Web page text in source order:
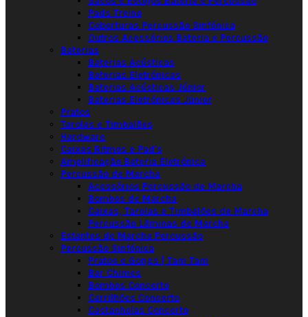
Pads Treino
Coberturas Percussão Sinfónica
Outros Acessórios Bateria e Percussão
Baterias
Baterias Acústicas
Baterias Eletrónicas
Baterias Acústicas Júnior
Baterias Eletrónicas Júnior
Pratos
Tarolas e Timbalões
Hardware
Caixas Ritmos e Pad's
Amplificação Bateria Eletrónica
Percussão de Marcha
Acessórios Percussão de Marcha
Bombos de Marcha
Caixas, Tarolas e Timbalões de Marcha
Percussão Lâminas de Marcha
Estantes de Marcha Percussão
Percussão Sinfónica
Pratos e Gongs | Tam Tam
Bar Chimes
Bombos Concerto
Carrilhões Concerto
Castanholas Concerto